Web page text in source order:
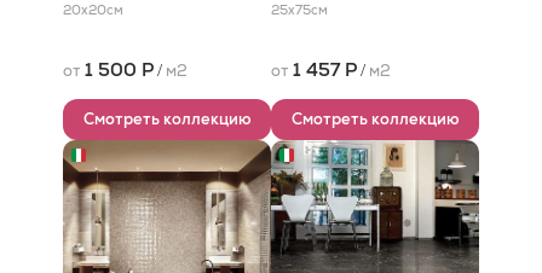
20x20см
от 1 500 Р/ м2
Смотреть коллекцию
25x75см
от 1 457 Р/ м2
Смотреть коллекцию